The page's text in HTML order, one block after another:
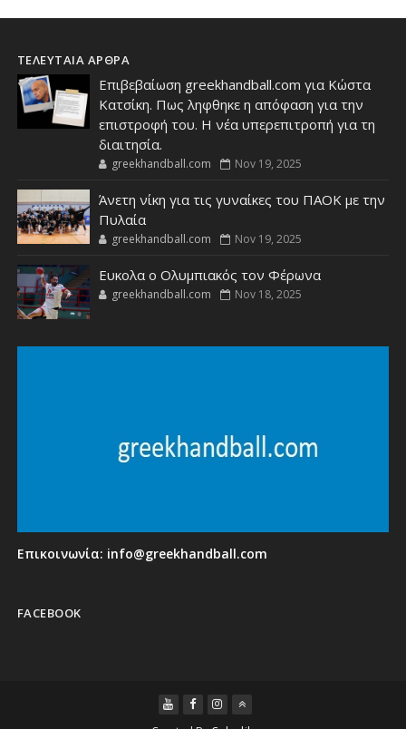
ΤΕΛΕΥΤΑΙΑ ΑΡΘΡΑ
Επιβεβαίωση greekhandball.com για Κώστα
Κατσίκη. Πως ληφθηκε η απόφαση για την
επιστροφή του. Η νέα υπερεπιτροπή για τη
διαιτησία.
greekhandball.com Nov 19, 2025
Άνετη νίκη για τις γυναίκες του ΠΑΟΚ με την
Πυλαία
greekhandball.com Nov 19, 2025
Ευκολα ο Ολυμπιακός τον Φέρωνα
greekhandball.com Nov 18, 2025
Επικοινωνία: info@greekhandball.com
FACEBOOK